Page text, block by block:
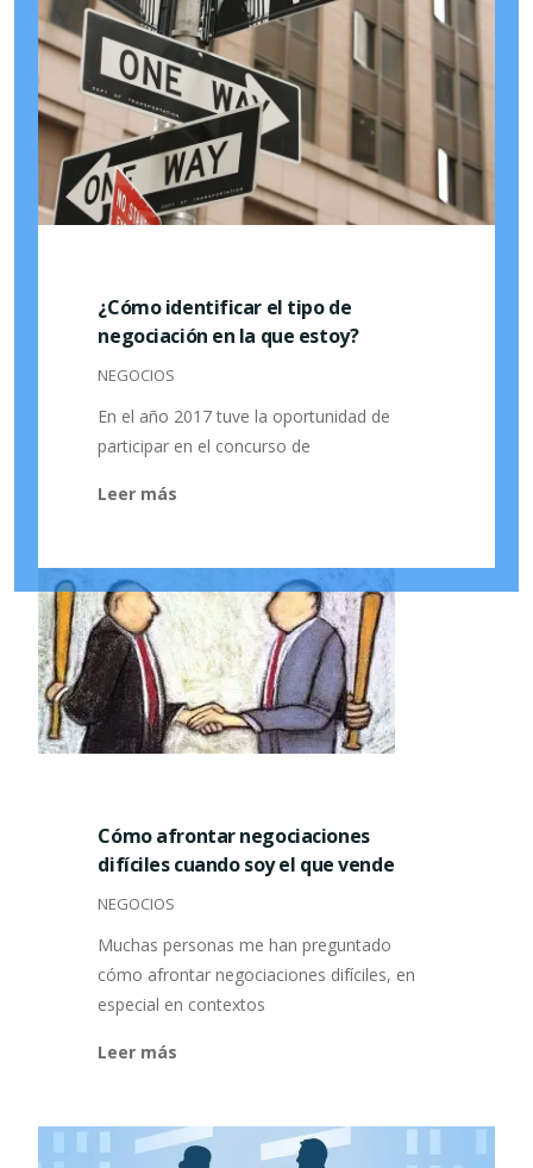
¿Cómo identificar el tipo de
negociación en la que estoy?
NEGOCIOS
En el año 2017 tuve la oportunidad de
participar en el concurso de
Leer más
Cómo afrontar negociaciones
difíciles cuando soy el que vende
NEGOCIOS
Muchas personas me han preguntado
cómo afrontar negociaciones difíciles, en
especial en contextos
Leer más